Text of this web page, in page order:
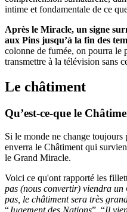
intime et fondamentale de ce
Après le Miracle, un signe
aux Pins jusqu’à la fin des
colonne de fumée, on pourra le
transmettre à la télévision sans
Le châtiment
Qu’est-ce-que le
Si le monde ne change
enverra le Châtiment qui
le Grand Miracle.
Voici ce qu'ont rapporté les
pas (nous convertir) viendra un
pas, le châtiment sera très
“Jugement des Nations”. “Il